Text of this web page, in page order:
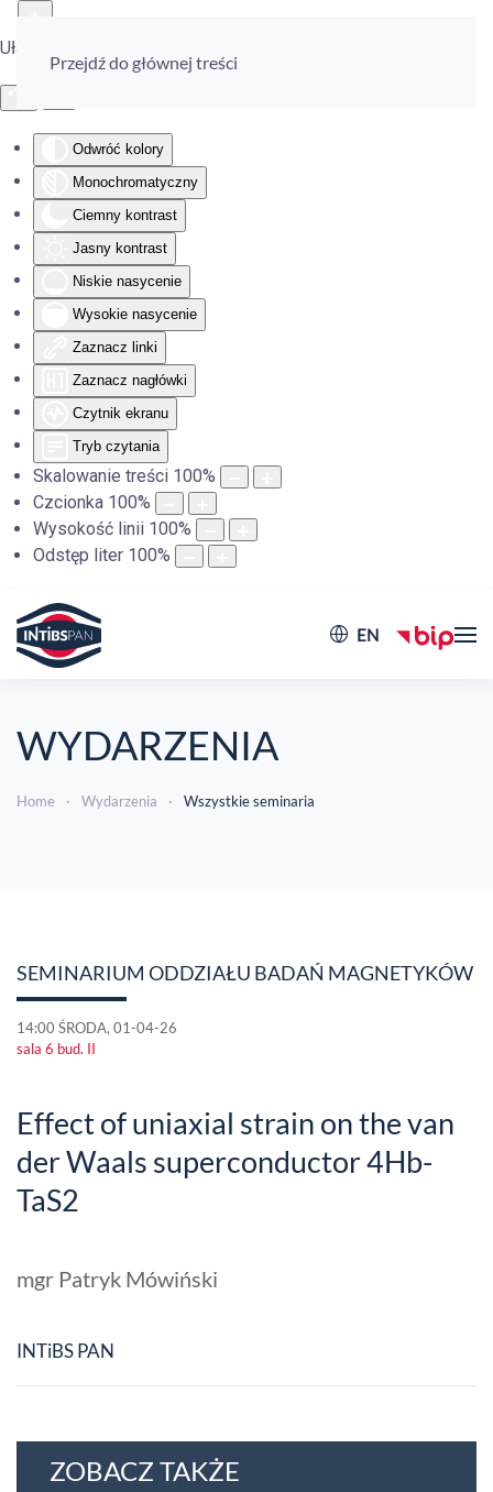
Ułatwienia dostępu
Odwróć kolory
Monochromatyczny
Ciemny kontrast
Jasny kontrast
Niskie nasycenie
Wysokie nasycenie
Zaznacz linki
Zaznacz nagłówki
Czytnik ekranu
Tryb czytania
Skalowanie treści 100%
Czcionka 100%
Wysokość linii 100%
Odstęp liter 100%
Przejdź do głównej treści
EN
WYDARZENIA
Home Wydarzenia Wszystkie seminaria
SEMINARIUM ODDZIAŁU BADAŃ MAGNETYKÓW
14:00 ŚRODA, 01-04-26
sala 6 bud. II
Effect of uniaxial strain on the van
der Waals superconductor 4Hb-
TaS2
mgr Patryk Mówiński
INTiBS PAN
ZOBACZ TAKŻE